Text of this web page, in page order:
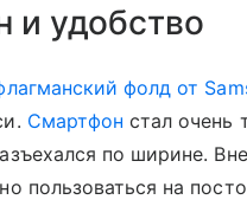
и удобство
фолд от
Смартфон стал очень
по ширине.
пользоваться на